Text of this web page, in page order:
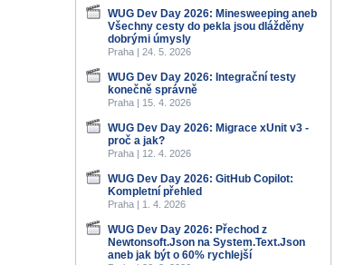
WUG Dev Day 2026: Minesweeping aneb
Všechny cesty do pekla jsou dlážděny
dobrými úmysly
Praha | 24. 5. 2026
WUG Dev Day 2026: Integrační testy
konečně správně
Praha | 15. 4. 2026
WUG Dev Day 2026: Migrace xUnit v3 -
proč a jak?
Praha | 12. 4. 2026
WUG Dev Day 2026: GitHub Copilot:
Kompletní přehled
Praha | 1. 4. 2026
WUG Dev Day 2026: Přechod z
Newtonsoft.Json na System.Text.Json
aneb jak být o 60% rychlejší